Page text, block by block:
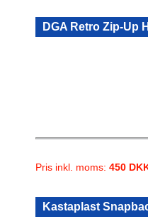
DGA Retro Zip-Up
Pris inkl. moms: 450
Kastaplast